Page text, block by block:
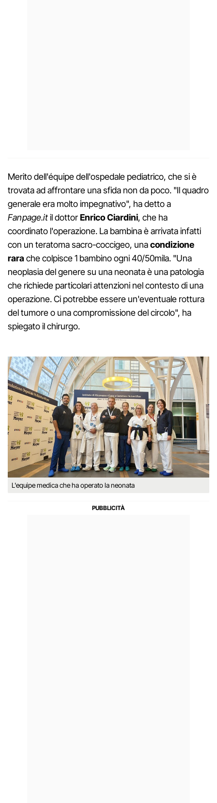
Merito dell'équipe dell'ospedale pediatrico, che si è
trovata ad affrontare una sfida non da poco. "Il quadro
generale era molto impegnativo", ha detto a
Fanpage.itil dottorEnrico Ciardini, che ha
coordinato l'operazione. La bambina è arrivata infatti
con un teratoma sacro-coccigeo, unacondizione
rarache colpisce 1 bambino ogni 40/50mila. "Una
neoplasia del genere su una neonata è una patologia
che richiede particolari attenzioni nel contesto di una
operazione. Ci potrebbe essere un'eventuale rottura
del tumore o una compromissione del circolo", ha
spiegato il chirurgo.
L'equipe medica che ha operato la neonata